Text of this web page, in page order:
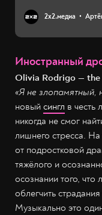
2х2.медиа
Иностранный
Olivia Rodrigo — the
«Я не злопамятный,
новый сингл в
никогда не смог
лишнего стресса. На
от подростковой
тяжёлого и
осознании того,
облегчить
Музыкально это